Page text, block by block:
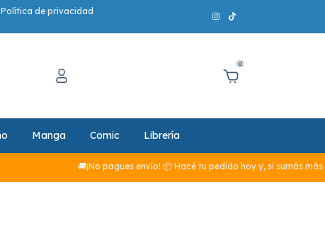
Política de privacidad
0
Manga Comic Librería
🚚¡No pagues envío! 📦 Hacé tu pedido hoy y, si sumás más de